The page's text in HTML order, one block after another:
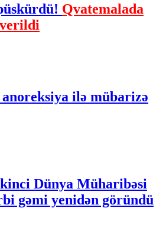
Qvatemalada
ilə mübarizə
Dünya Müharibəsi
gəmi yenidən göründü